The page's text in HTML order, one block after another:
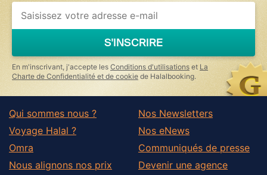
If
you
ignore
this
field
S'INSCRIRE
En m'inscrivant, j'accepte les Conditions d'utilisations et La
Charte de Confidentialité et de cookie de Halalbooking.
Qui sommes nous ?
Voyage Halal ?
Omra
Nous alignons nos prix
Nos Newsletters
Nos eNews
Communiqués de presse
Devenir une agence